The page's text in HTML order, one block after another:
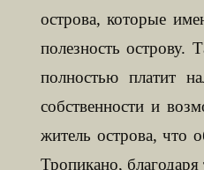
острова, которые
полезность острову.
полностью платит
собственности и
житель острова, что
Тропикано, благодаря